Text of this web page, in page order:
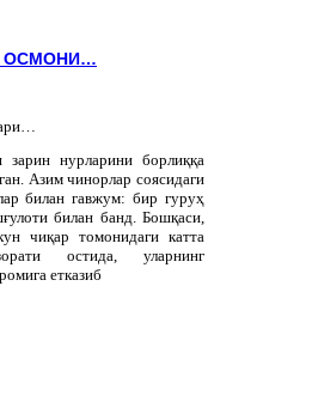
ОСМОНИ…
нурларини борлиққа
Азим чинорлар соясидаги
билан гавжум: бир гуруҳ
билан банд. Бошқаси,
чиқар томонидаги катта
остида, уларнинг
етказиб